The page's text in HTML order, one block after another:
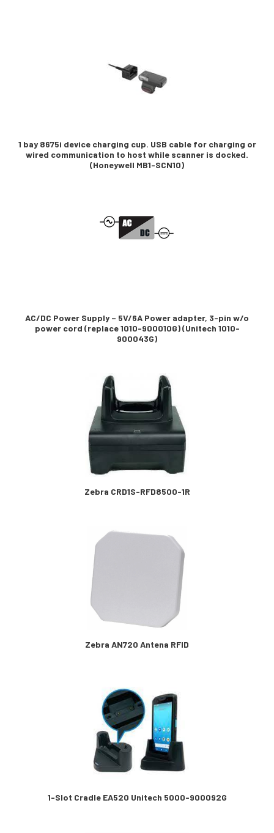
1 bay 8675i device charging cup. USB cable for charging or
wired communication to host while scanner is docked.
(Honeywell MB1-SCN10)
AC/DC Power Supply – 5V/6A Power adapter, 3-pin w/o
power cord (replace 1010-900010G) (Unitech 1010-
900043G)
Zebra CRD1S-RFD8500-1R
Zebra AN720 Antena RFID
1-Slot Cradle EA520 Unitech 5000-900092G